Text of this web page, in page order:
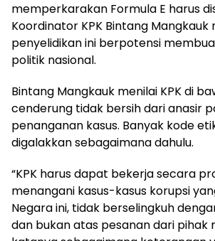
memperkarakan Formula E harus
Koordinator KPK Bintang
penyelidikan ini berpotensi
politik nasional.
Bintang Mangkauk menilai KPK di
cenderung tidak bersih dari anasir
penanganan kasus. Banyak kode
digalakkan sebagaimana dahulu.
“KPK harus dapat bekerja secara
menangani kasus-kasus korupsi
Negara ini, tidak berselingkuh
dan bukan atas pesanan dari pihak